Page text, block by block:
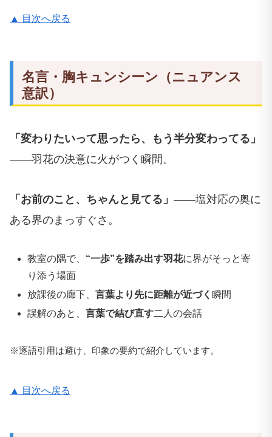
▲ 目次へ戻る
名言・胸キュンシーン（ニュアンス
意訳）
「変わりたいって思ったら、もう半分変わってる」
——羽花の決意に火がつく瞬間。
「お前のこと、ちゃんと見てる」 ——塩対応の奥に
ある界のまっすぐさ。
教室の隅で、 “一歩”を踏み出す羽花に界がそっと寄
り添う場面
放課後の廊下、言葉より先に距離が近づく瞬間
誤解のあと、言葉で結び直す二人の会話
※逐語引用は避け、印象の要約で紹介しています。
▲ 目次へ戻る